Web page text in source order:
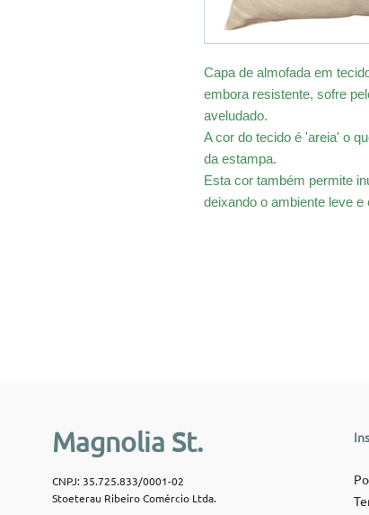
Capa de almofada em
embora resistente, sofre
aveludado.
A cor do tecido é 'areia' o
da estampa.
Esta cor também permite
deixando o ambiente leve e
Magnolia St.
CNPJ: 35.725.833/0001-02
Stoeterau Ribeiro Comércio Ltda.